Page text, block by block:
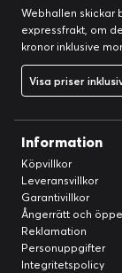
Webhallen skickar
expressfrakt, om
kronor inklusive
Visa priser
Information
Köpvillkor
Leveransvillkor
Garantivillkor
Ångerrätt och
Reklamation
Personuppgifter
Integritetspolicy